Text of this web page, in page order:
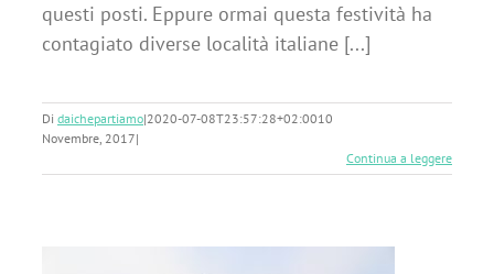
questi posti. Eppure ormai questa festività ha
contagiato diverse località italiane [...]
Di daichepartiamo|2020-07-08T23:57:28+02:0010
Novembre, 2017|
Continua a leggere